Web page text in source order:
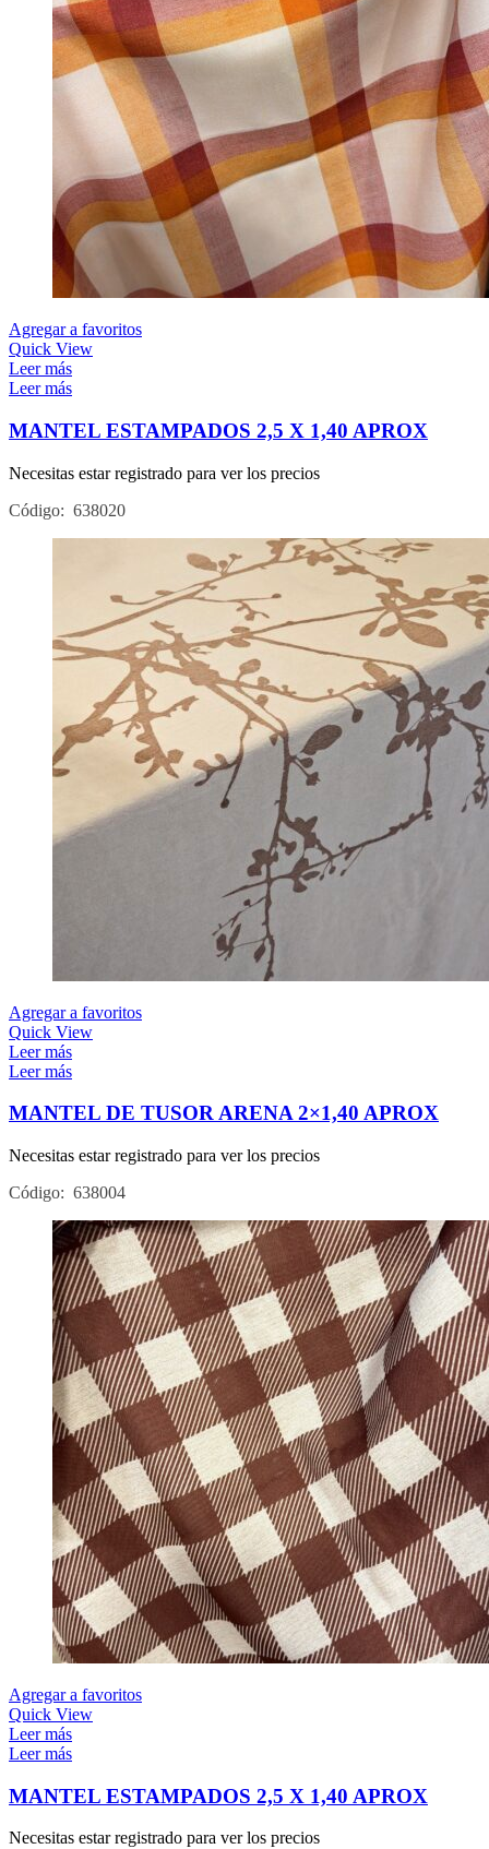
Agregar a favoritos
Quick View
Leer más
Leer más
MANTEL ESTAMPADOS 2,5 X 1,40 APROX
Necesitas estar registrado para ver los precios
Código: 638020
Agregar a favoritos
Quick View
Leer más
Leer más
MANTEL DE TUSOR ARENA 2×1,40 APROX
Necesitas estar registrado para ver los precios
Código: 638004
Agregar a favoritos
Quick View
Leer más
Leer más
MANTEL ESTAMPADOS 2,5 X 1,40 APROX
Necesitas estar registrado para ver los precios